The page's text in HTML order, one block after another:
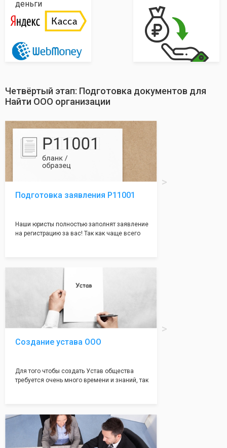
деньги
Четвёртый этап: Подготовка документов для
Найти ООО организации
Подготовка заявления Р11001
Наши юристы полностью заполнят заявление
на регистрацию за вас! Так как чаще всего
большая часть отказов - наши юристы с
оформление самого сложного документа на
себя! Многолетний опыт работы наших
юристов позволяет оформлять заявление без
ошибок, тем самым гарантируя вам
успешную регистрацию в налоговой
Создание устава ООО
Для того чтобы создать Устав общества
требуется очень много времени и знаний, так
Наша компания предоставит вам свой
уникальный Устав Общества, который
подойдет для любой компании. Устав,
сделанный нашими профессиональными